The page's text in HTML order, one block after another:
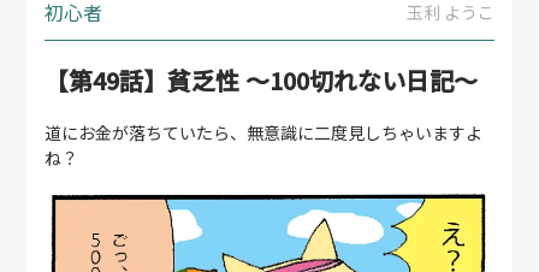
初心者 玉利 ようこ
【第49話】貧乏性 〜100切れない日記～
道にお金が落ちていたら、無意識に二度見しちゃいますよ
ね？